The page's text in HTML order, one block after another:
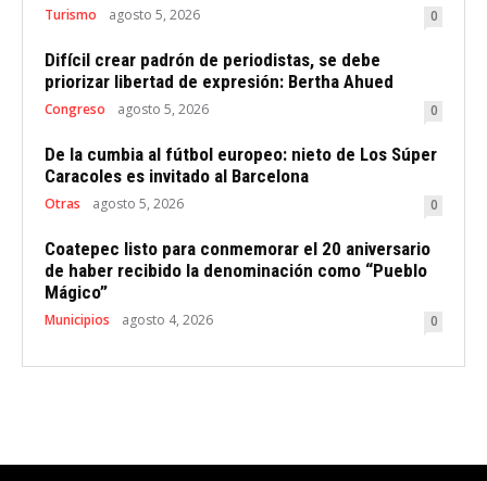
Turismo agosto 5, 2026 0
Difícil crear padrón de periodistas, se debe
priorizar libertad de expresión: Bertha Ahued
Congreso agosto 5, 2026 0
De la cumbia al fútbol europeo: nieto de Los Súper
Caracoles es invitado al Barcelona
Otras agosto 5, 2026 0
Coatepec listo para conmemorar el 20 aniversario
de haber recibido la denominación como “Pueblo
Mágico”
Municipios agosto 4, 2026 0